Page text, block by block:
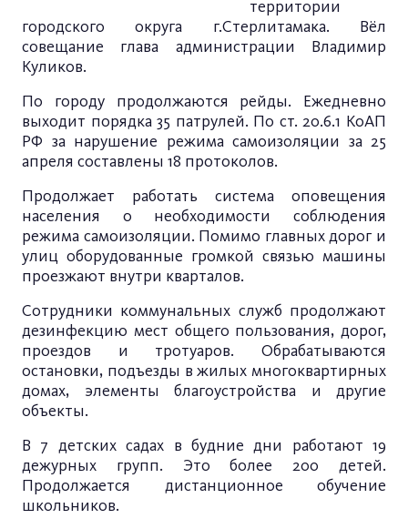
территории
городского округа г.Стерлитамака. Вёл
совещание глава администрации Владимир
Куликов.
По городу продолжаются рейды. Ежедневно
выходит порядка 35 патрулей. По ст. 20.6.1 КоАП
РФ за нарушение режима самоизоляции за 25
апреля составлены 18 протоколов.
Продолжает работать система оповещения
населения о необходимости соблюдения
режима самоизоляции. Помимо главных дорог и
улиц оборудованные громкой связью машины
проезжают внутри кварталов.
Сотрудники коммунальных служб продолжают
дезинфекцию мест общего пользования, дорог,
проездов и тротуаров. Обрабатываются
остановки, подъезды в жилых многоквартирных
домах, элементы благоустройства и другие
объекты.
В 7 детских садах в будние дни работают 19
дежурных групп. Это более 200 детей.
Продолжается дистанционное обучение
школьников.